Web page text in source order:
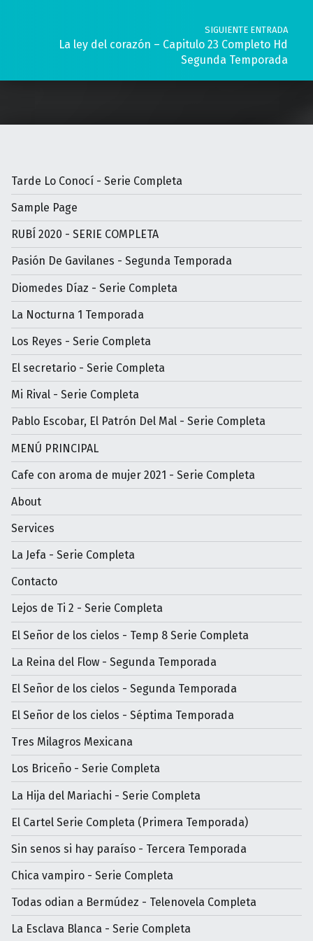
SIGUIENTE ENTRADA
La ley del corazón – Capitulo 23 Completo Hd
Segunda Temporada
Tarde Lo Conocí - Serie Completa
Sample Page
RUBÍ 2020 - SERIE COMPLETA
Pasión De Gavilanes - Segunda Temporada
Diomedes Díaz - Serie Completa
La Nocturna 1 Temporada
Los Reyes - Serie Completa
El secretario - Serie Completa
Mi Rival - Serie Completa
Pablo Escobar, El Patrón Del Mal - Serie Completa
MENÚ PRINCIPAL
Cafe con aroma de mujer 2021 - Serie Completa
About
Services
La Jefa - Serie Completa
Contacto
Lejos de Ti 2 - Serie Completa
El Señor de los cielos - Temp 8 Serie Completa
La Reina del Flow - Segunda Temporada
El Señor de los cielos - Segunda Temporada
El Señor de los cielos - Séptima Temporada
Tres Milagros Mexicana
Los Briceño - Serie Completa
La Hija del Mariachi - Serie Completa
El Cartel Serie Completa (Primera Temporada)
Sin senos si hay paraíso - Tercera Temporada
Chica vampiro - Serie Completa
Todas odian a Bermúdez - Telenovela Completa
La Esclava Blanca - Serie Completa